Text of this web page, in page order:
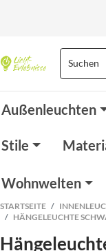
Außenleuchten
Stile
Wohnwelten
STARTSEITE
HÄNGELEUCHTE